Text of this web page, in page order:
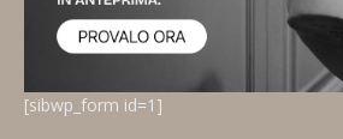
[sibwp_form id=1]